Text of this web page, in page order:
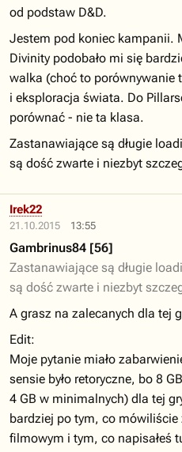
od podstaw D&D.
Jestem pod koniec kampanii.
Divinity podobało mi się
walka (choć to porównywanie
i eksploracja świata. Do
porównać - nie ta klasa.
Zastanawiające są długie
są dość zwarte i niezbyt
21.10.2015 13:55
Irek22
Gambrinus84 [56]
Zastanawiające są długie
są dość zwarte i niezbyt
A grasz na zalecanych dla tej
Edit:
Moje pytanie miało
sensie było retoryczne, bo 8
4 GB w minimalnych) dla tej
bardziej po tym, co
filmowym i tym, co napisałeś